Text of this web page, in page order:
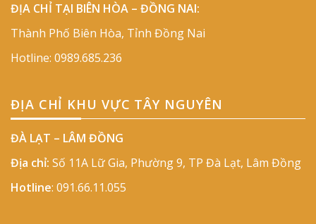
ĐỊA CHỈ TẠI BIÊN HÒA – ĐỒNG NAI:
Thành Phố Biên Hòa, Tỉnh Đồng Nai
Hotline: 0989.685.236
ĐỊA CHỈ KHU VỰC TÂY NGUYÊN
ĐÀ LẠT – LÂM ĐỒNG
Địa chỉ: Số 11A Lữ Gia, Phường 9, TP Đà Lạt, Lâm Đồng
Hotline: 091.66.11.055